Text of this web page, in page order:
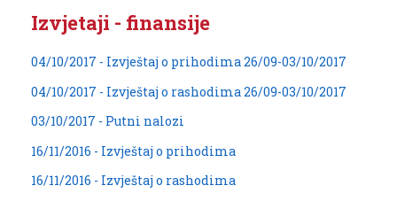
Izvjetaji - finansije
04/10/2017 - Izvještaj o prihodima 26/09-03/10/2017
04/10/2017 - Izvještaj o rashodima 26/09-03/10/2017
03/10/2017 - Putni nalozi
16/11/2016 - Izvještaj o prihodima
16/11/2016 - Izvještaj o rashodima